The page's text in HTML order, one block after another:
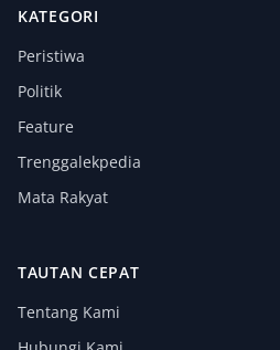
KATEGORI
Peristiwa
Politik
Feature
Trenggalekpedia
Mata Rakyat
TAUTAN CEPAT
Tentang Kami